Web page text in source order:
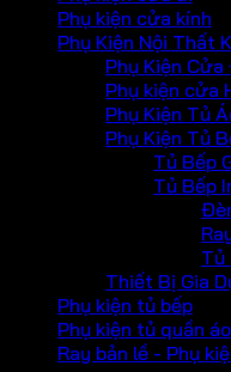
Phụ kiện cửa kính
Phụ Kiện Nội Thất
Phụ Kiện
Phụ kiện cửa
Phụ Kiện Tủ
Phụ Kiện Tủ
Tủ Bếp
Tủ Bếp
Tủ
Thiết Bị Gia
Phụ kiện tủ bếp
Phụ kiện tủ quần áo
Ray bản lề - Phụ